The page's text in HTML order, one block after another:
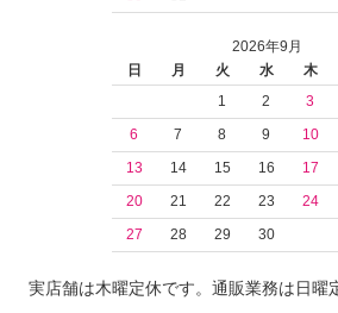
2026年9月
日
月 火 水 木
1
2 3
6
7 8 9 10
13
14 15 16 17
20
21 22 23 24
27
28 29 30
実店舗は木曜定休です。通販業務は日曜